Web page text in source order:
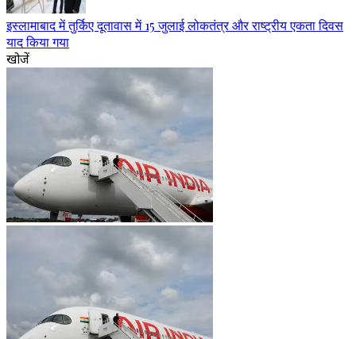
इस्लामाबाद में तुर्किए दूतावास में 15 जुलाई लोकतंत्र और राष्ट्रीय एकता दिवस
याद किया गया
खोजें